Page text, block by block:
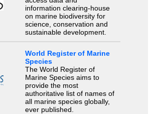
information clearing-house
on marine biodiversity for
science, conservation and
sustainable development.
World Register of Marine
Species
The World Register of
Marine Species aims to
provide the most
authoritative list of names of
all marine species globally,
ever published.